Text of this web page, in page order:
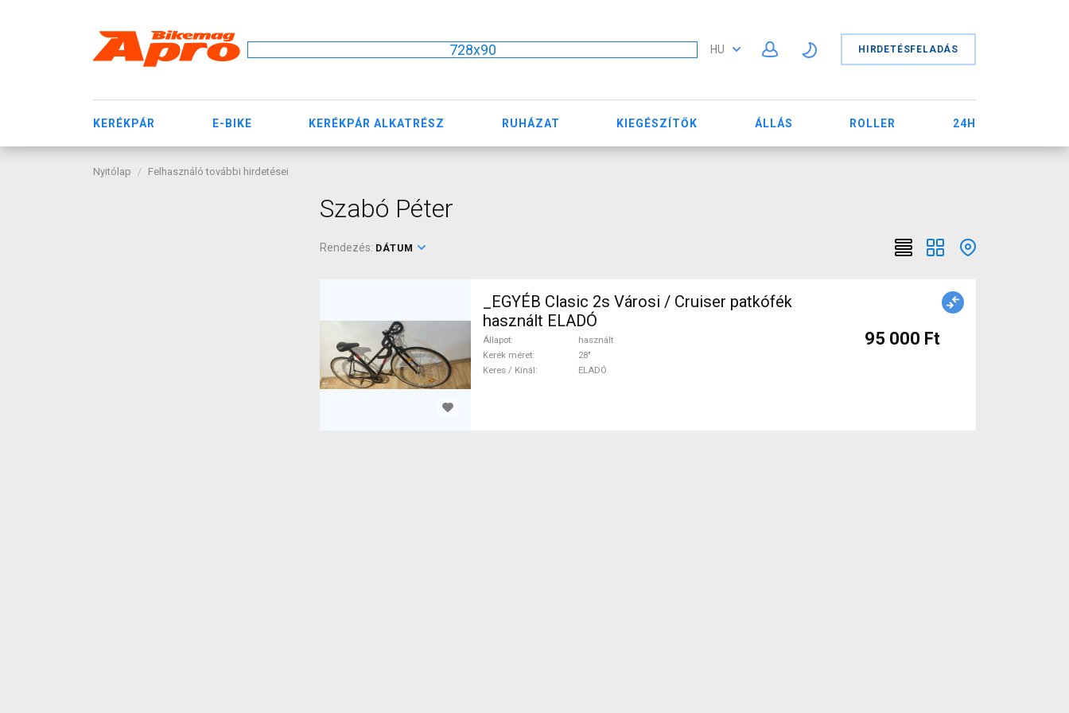
728x90 HU HIRDETÉSFELADÁS
KERÉKPÁR E-BIKE KERÉKPÁR ALKATRÉSZ RUHÁZAT KIEGÉSZÍTŐK ÁLLÁS ROLLER 24H
Nyitólap Felhasználó további hirdetései
Szabó Péter
Rendezés: DÁTUM
_EGYÉB Clasic 2s Városi / Cruiser patkófék
használt ELADÓ
Állapot
használt
Kerék méret
28"
Keres / Kínál
ELADÓ
95 000 Ft